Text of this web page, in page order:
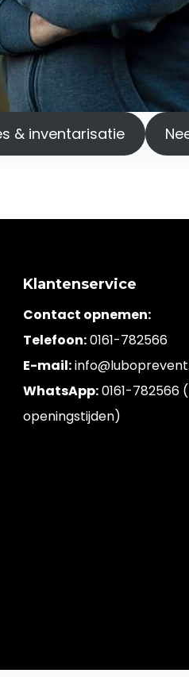
& inventarisatie
Klantenservice
Contact opnemen:
Telefoon:0161-782566
E-mail:
WhatsApp:0161-782566
openingstijden)